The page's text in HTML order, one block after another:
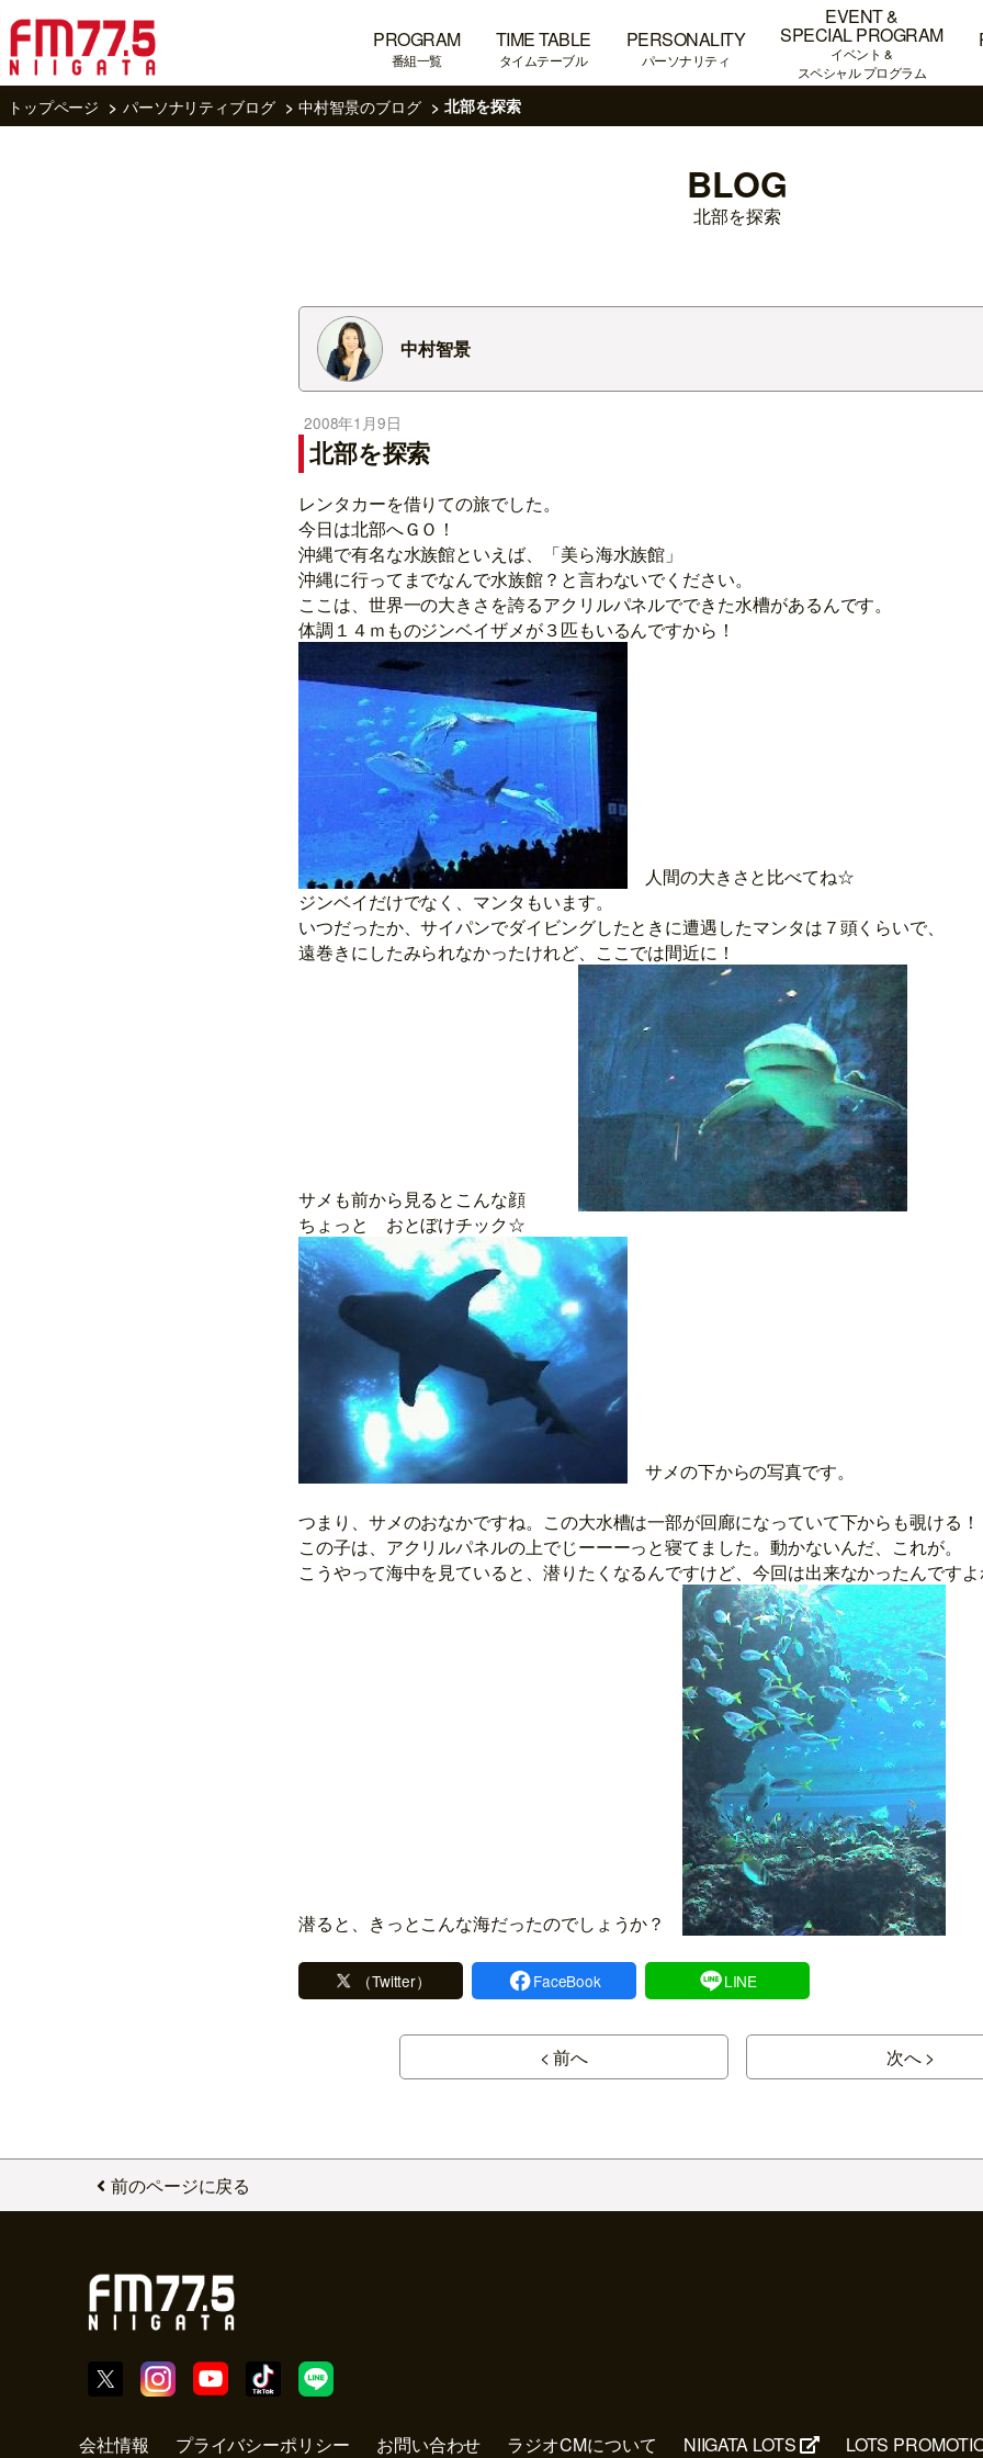
PROGRAM
番組一覧
TIME TABLE
タイムテーブル
PERSONALITY
パーソナリティ
EVENT &
SPECIAL PROGRAM
イベント &
スペシャル プログラム
トップページ パーソナリティブログ 中村智景のブログ 北部を探索
BLOG
北部を探索
中村智景
2008年1月9日
北部を探索
レンタカーを借りての旅でした。
今日は北部へＧＯ！
沖縄で有名な水族館といえば、「美ら海水族館」
沖縄に行ってまでなんで水族館？と言わないでください。
ここは、世界一の大きさを誇るアクリルパネルでできた水槽があるんです。
体調１４ｍものジンベイザメが３匹もいるんですから！
人間の大きさと比べてね☆
ジンベイだけでなく、マンタもいます。
いつだったか、サイパンでダイビングしたときに遭遇したマンタは７頭くらいで、
遠巻きにしたみられなかったけれど、ここでは間近に！
サメも前から見るとこんな顔
ちょっと おとぼけチック☆
サメの下からの写真です。
つまり、サメのおなかですね。この大水槽は一部が回廊になっていて下からも覗ける！
この子は、アクリルパネルの上でじーーーっと寝てました。動かないんだ、これが。
こうやって海中を見ていると、潜りたくなるんですけど、今回は出来なかったんです
潜ると、きっとこんな海だったのでしょうか？
（Twitter） FaceBook LINE
< 前へ 次へ >
前のページに戻る
会社情報 プライバシーポリシー お問い合わせ ラジオCMについて NIIGATA LOTS LOTS